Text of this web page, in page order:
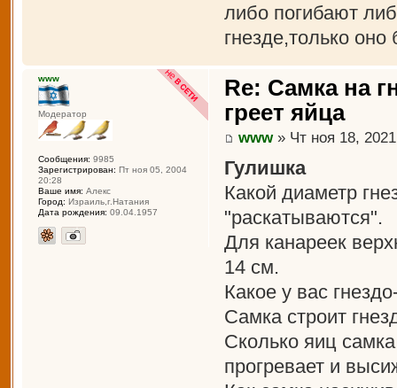
либо погибают
гнезде,только
Re: Самка на
греет яйца
www» Чт ноя 18,
Гулишка
Какой диаметр
"раскатываются".
Для канареек
14 см.
Какое у вас
Самка строит
Сколько яиц
прогревает и
www
Модератор
Сообщения: 9985
Зарегистрирован: Пт ноя 05, 2004
20:28
Ваше имя: Алекс
Город: Израиль,г.Натания
Дата рождения: 09.04.1957